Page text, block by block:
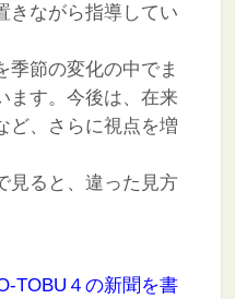
きながら指導してい
季節の変化の中でま
ます。今後は、在来
ど、さらに視点を増
見ると、違った見方
TOBU４の新聞を書